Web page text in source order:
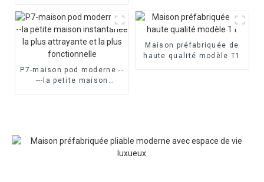
P7-maison pod moderne --
---la petite maison
Maison préfabriquée de
haute qualité modèle T1